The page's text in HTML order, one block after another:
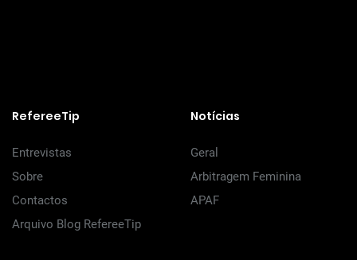
RefereeTip
Entrevistas
Sobre
Contactos
Arquivo Blog RefereeTip
Notícias
Geral
Arbitragem Feminina
APAF